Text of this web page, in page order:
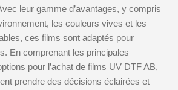
leur gamme d’avantages, y compris
les couleurs vives et les
ces films sont adaptés pour
En comprenant les principales
pour l’achat de films UV DTF AB,
prendre des décisions éclairées et